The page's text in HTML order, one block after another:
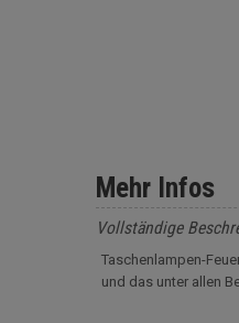
Mehr Infos
Vollständige
Taschenlampen-
und das unter allen